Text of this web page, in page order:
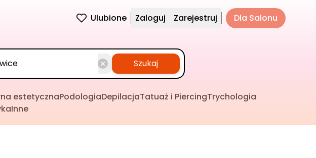
Ulubione Zaloguj Zarejestruj Dla Salonu
Szukaj
estetycznaPodologiaDepilacjaTatuaż i PiercingTrychologia
Inne